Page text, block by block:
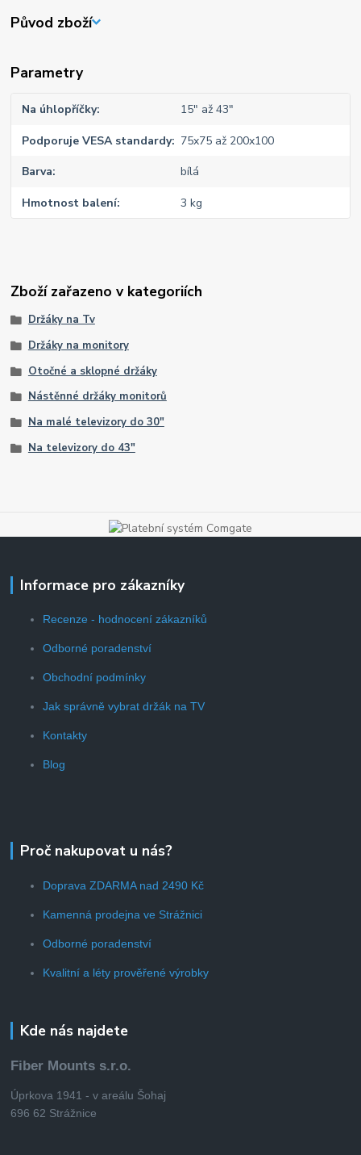
Původ zboží
Parametry
Na úhlopříčky 15" až 43"
Podporuje VESA standardy 75x75 až 200x100
Barva bílá
Hmotnost balení 3 kg
Zboží zařazeno v kategoriích
Držáky na Tv
Držáky na monitory
Otočné a sklopné držáky
Nástěnné držáky monitorů
Na malé televizory do 30"
Na televizory do 43"
Informace pro zákazníky
Recenze - hodnocení zákazníků
Odborné poradenství
Obchodní podmínky
Jak správně vybrat držák na TV
Kontakty
Blog
Proč nakupovat u nás?
Doprava ZDARMA nad 2490 Kč
Kamenná prodejna ve Strážnici
Odborné poradenství
Kvalitní a léty prověřené výrobky
Kde nás najdete
Fiber Mounts s.r.o.
Úprkova 1941 - v areálu Šohaj
696 62 Strážnice